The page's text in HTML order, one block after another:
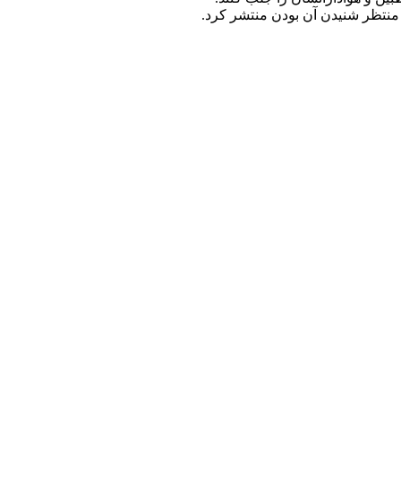
منتظر شنیدن آن بودن منتشر کرد.